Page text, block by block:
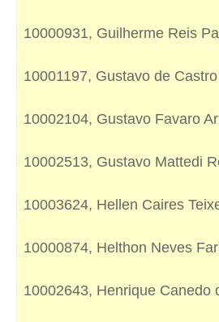
10000931, Guilherme Reis
10001197, Gustavo de
10002104, Gustavo Favaro
10002513, Gustavo Mattedi
10003624, Hellen Caires
10000874, Helthon Neves
10002643, Henrique Canedo